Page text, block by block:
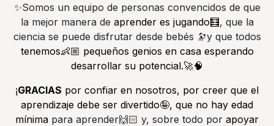
✨️Somos un equipo de personas convencidos de que
la mejor manera de aprender es jugando🧮, que la
ciencia se puede disfrutar desde bebés 🔭y que todos
tenemos👶🏼 pequeños genios en casa esperando
desarrollar su potencial.🚀🧠
¡GRACIAS por confiar en nosotros, por creer que el
aprendizaje debe ser divertido🤪, que no hay edad
mínima para aprender🙌🏻 y, sobre todo por apoyar